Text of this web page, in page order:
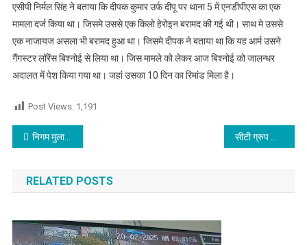
एसीपी निर्मल सिंह ने बताया कि दीपक कुमार उर्फ दीपू पर थाना 5 में एनडीपीएस का एक
मामला दर्ज किया था। जिसमे उससे एक किलो हेरोइन बरामद की गई थी। साथ मे उससे
एक नाजायज असला भी बरामद हुआ था। जिसमे दीपक ने बताया था कि यह आर्म उसने
गैंगस्टर लॉरेंस बिश्नोई से लिया था। जिस मामले को लेकर आज बिश्नोई को जालन्धर
अदालत में पेश किया गया था। जहां उसका 10 दिन का रिमांड मिला है।
Post Views: 1,191
Post navigation
निगम मुलाजीमो का धरना देख,निगम कमिश्नर गाड़ी छोड़ सड़क पर पैदल निकले सीटी ग्रुप ऑफ इंस्टीटूशन्स नार्थ कैंपस मकसूदां में ग्रीन दीपावली पर करवाया सेमिनार
RELATED POSTS